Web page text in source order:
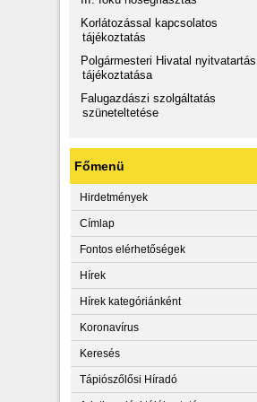
Korlátozással kapcsolatos
tájékoztatás
Polgármesteri Hivatal nyitvatartás
tájékoztatása
Falugazdászi szolgáltatás
szüneteltetése
Főmenü
Hirdetmények
Címlap
Fontos elérhetőségek
Hírek
Hírek kategóriánként
Koronavírus
Keresés
Tápiószőlősi Híradó